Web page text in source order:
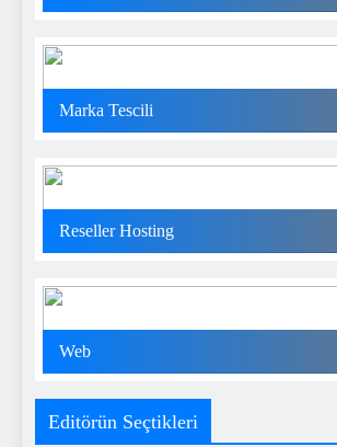
Marka Tescili
Reseller Hosting
Web
Editörün Seçtikleri